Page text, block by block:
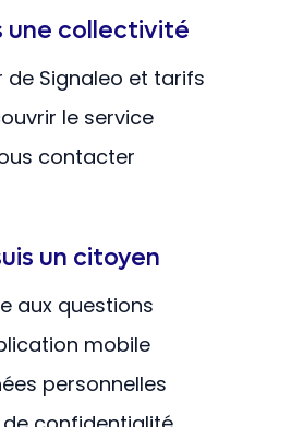
une collectivité
de Signaleo et tarifs
le service
contacter
un citoyen
aux questions
mobile
personnelles